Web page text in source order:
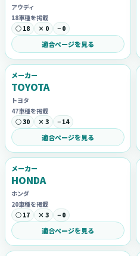
アウディ
18車種を掲載
○ 18
× 0 − 0
適合ページを見る
メーカー
TOYOTA
トヨタ
47車種を掲載
○ 30
× 3 − 14
適合ページを見る
メーカー
HONDA
ホンダ
20車種を掲載
○ 17
× 3 − 0
適合ページを見る